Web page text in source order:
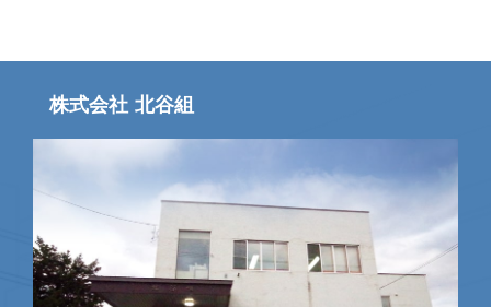
株式会社 北谷組